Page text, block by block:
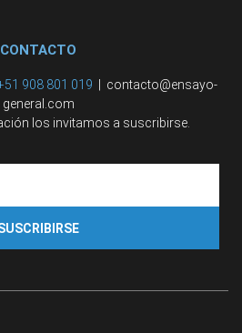
CONTACTO
908 801 019
| contacto@ensayo-
general.com
los invitamos a suscribirse.